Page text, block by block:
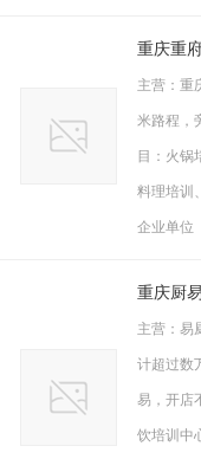
重庆重
主营：重
米路程，
目：火锅
料理培训
企业单位
重庆厨
主营：易
计超过数
易，开店
饮培训中